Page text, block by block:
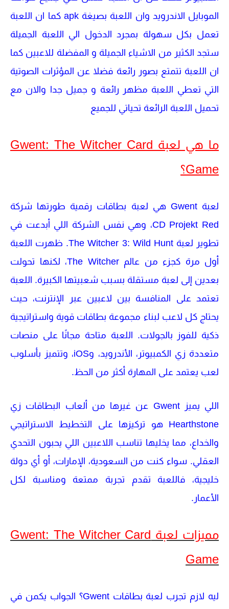
الموبايل الاندرويد وان اللعبة بصيغة apk كما ان اللعبة
تعمل بكل سهولة بمجرد الدخول الي اللعبة الجميلة
ستجد الكثير من الاشياء الجميلة و المفضلة للاعبين كما
ان اللعبة تتمتع بصور رائعة فضلا عن المؤثرات الصوتية
التي تعطي اللعبة مظهر رائعة و جميل جدا والان مع
تحميل اللعبة الرائعة تحياتي للجميع
ما هي لعبة Gwent: The Witcher Card
Game؟
لعبة Gwent
هي لعبة بطاقات رقمية طورتها شركة
CD Projekt Red، وهي نفس الشركة اللي أبدعت في
تطوير لعبةThe Witcher 3: Wild Hunt. ظهرت اللعبة
أول مرة كجزء من عالم The Witcher، لكنها تحولت
بعدين إلى لعبة مستقلة بسبب شعبيتها الكبيرة. اللعبة
تعتمد على المنافسة بين لاعبين عبر الإنترنت، حيث
يحتاج كل لاعب لبناء مجموعة بطاقات قوية واستراتيجية
ذكية للفوز بالجولات. اللعبة متاحة مجانًا على منصات
متعددة زي الكمبيوتر ، الأندرويد، وiOS، وتتميز بأسلوب
لعب يعتمد على المهارة أكثر من الحظ.
اللي يميزGwent عن غيرها من ألعاب البطاقات زي
Hearthstone هو تركيزها على التخطيط الاستراتيجي
والخداع، مما يخليها تناسب اللاعبين اللي يحبون التحدي
العقلي. سواء كنت من السعودية، الإمارات، أو أي دولة
خليجية، فاللعبة تقدم تجربة ممتعة ومناسبة لكل
الأعمار.
مميزات لعبة Gwent: The Witcher Card
Game
ليه لازم تجرب لعبة بطاقات Gwent
؟ الجواب يكمن في